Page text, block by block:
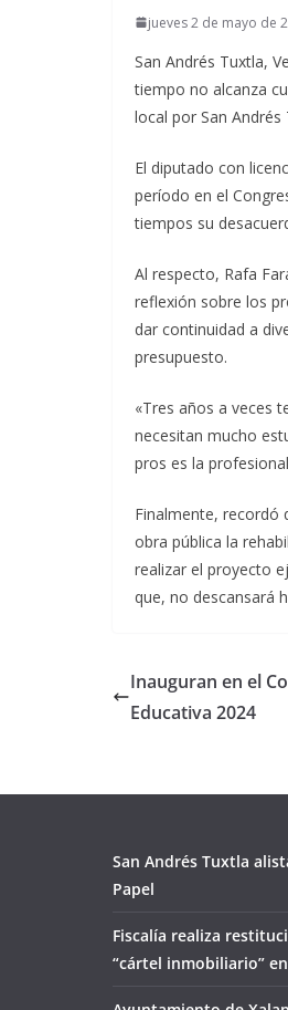
jueves 2 de mayo de
San Andrés Tuxtla,
tiempo no alcanza
local por San
El diputado con
período en el
tiempos su
Al respecto, Rafa
reflexión sobre los
dar continuidad a
presupuesto.
«Tres años a veces
necesitan mucho
pros es la
Finalmente, recordó
obra pública la
realizar el proyecto
que, no descansará
Inauguran en el
Educativa 2024
San Andrés Tuxtla
Papel
Fiscalía realiza
“cártel inmobiliario”